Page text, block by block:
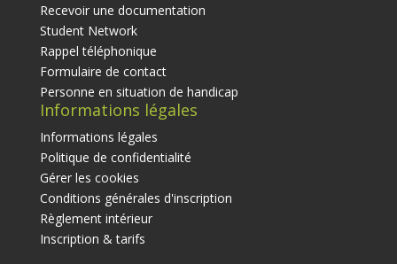
Recevoir une documentation
Student Network
Rappel téléphonique
Formulaire de contact
Personne en situation de handicap
Informations légales
Informations légales
Politique de confidentialité
Gérer les cookies
Conditions générales d'inscription
Règlement intérieur
Inscription & tarifs